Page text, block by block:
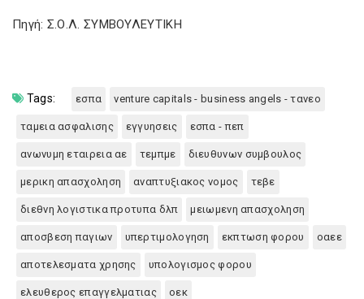
Πηγή: Σ.Ο.Λ. ΣΥΜΒΟΥΛΕΥΤΙΚΗ
Tags: εσπα venture capitals - business angels - τανεο
ταμεια ασφαλισης εγγυησεις εσπα - πεπ
ανωνυμη εταιρεια αε τεμπμε διευθυνων συμβουλος
μερικη απασχοληση αναπτυξιακος νομος τεβε
διεθνη λογιστικα προτυπα δλπ μειωμενη απασχοληση
αποσβεση παγιων υπερτιμολογηση εκπτωση φορου οαεε
αποτελεσματα χρησης υπολογισμος φορου
ελευθερος επαγγελματιας οεκ